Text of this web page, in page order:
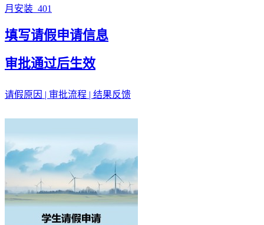
月安装 401
填写请假申请信息
审批通过后生效
请假原因 | 审批流程 | 结果反馈